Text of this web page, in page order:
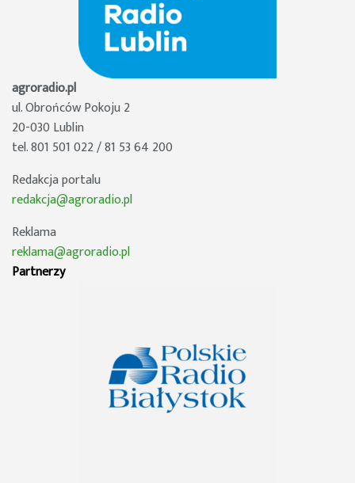
agroradio.pl
ul. Obrońców Pokoju 2
20-030 Lublin
tel. 801 501 022 / 81 53 64 200
Redakcja portalu
redakcja@agroradio.pl
Reklama
reklama@agroradio.pl
Partnerzy